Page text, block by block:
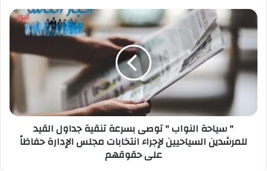
"
سياحة
النواب
"
توصى
بسرعة
تنقية
القيد
للمرشدين
السياحيين
" سياحة النواب " توصى بسرعة تنقية جداول القيد
للمرشدين السياحيين لإجراء انتخابات مجلس الإدارة حفاظاً
على حقوقهم